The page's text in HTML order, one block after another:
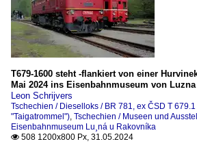
T679-1600 steht -flankiert von einer
Mai 2024 ins Eisenbahnmuseum von
Leon Schrijvers
Tschechien / Dieselloks / BR 781, ex ČSD T
"Taigatrommel"), Tschechien / Museen und
Eisenbahnmuseum Lu¸ná u Rakovníka
 508 1200x800 Px, 31.05.2024